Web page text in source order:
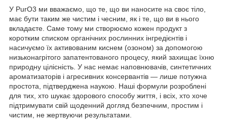
У PurO3 ми вважаємо, що те, що ви наносите на своє тіло,
має бути таким же чистим і чесним, як і те, що ви в нього
вкладаєте. Саме тому ми створюємо кожен продукт з
коротким списком органічних рослинних інгредієнтів і
насичуємо їх активованим киснем (озоном) за допомогою
низьконагрітого запатентованого процесу, який захищає їхню
природну цілісність. У нас немає наповнювачів, синтетичних
ароматизаторів і агресивних консервантів — лише потужна
простота, підтверджена наукою. Наші формули розроблені
для тих, хто шукає здорового способу життя, і всіх, хто хоче
підтримувати свій щоденний догляд безпечним, простим і
чистим, не жертвуючи результатами.